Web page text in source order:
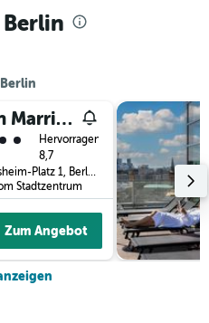
Berlin Marriott Hotel
5
Hervorragend
8,7
Inge-Beisheim-Platz 1, Berlin, Deutschland
Stadtzentrum
Zum Angebot